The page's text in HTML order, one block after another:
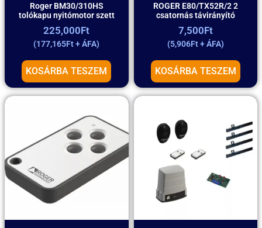
Roger BM30/310HS
tolókapu nyitómotor szett
225,000Ft
(177,165Ft+ ÁFA)
KOSÁRBA TESZEM
ROGER E80/TX52R/2 2
csatornás távirányító
7,500Ft
(5,906Ft+ ÁFA)
KOSÁRBA TESZEM